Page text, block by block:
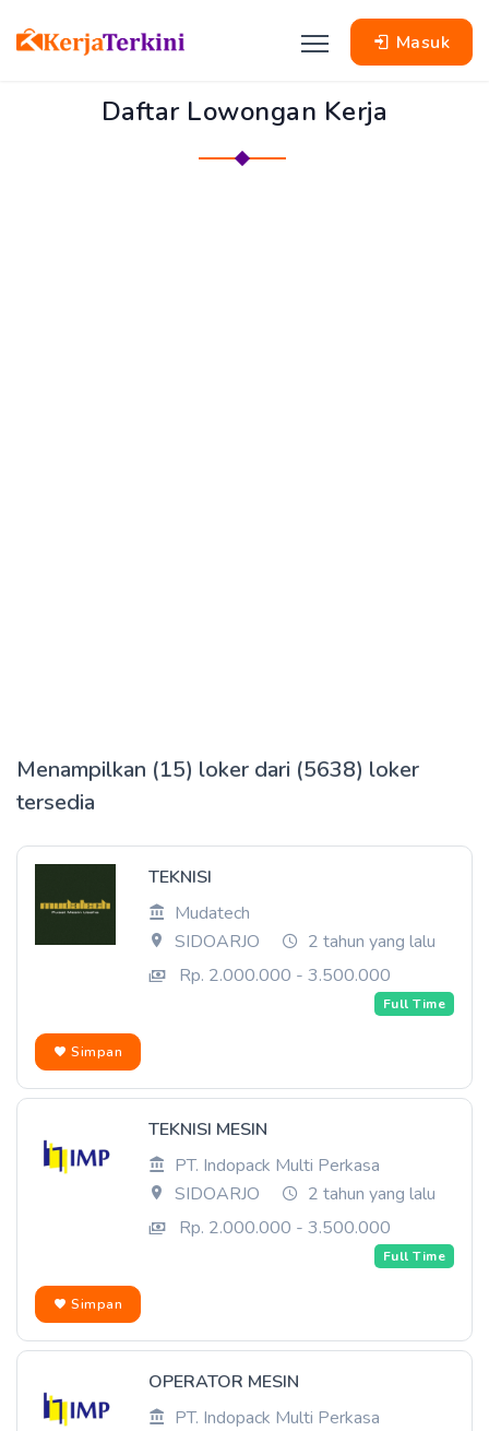
Masuk
Daftar Lowongan Kerja
Menampilkan (15) loker dari (5638) loker
tersedia
TEKNISI
Mudatech
SIDOARJO
2 tahun yang lalu
Rp. 2.000.000 - 3.500.000
Full Time
Simpan
TEKNISI MESIN
PT. Indopack Multi Perkasa
SIDOARJO
2 tahun yang lalu
Rp. 2.000.000 - 3.500.000
Full Time
Simpan
OPERATOR MESIN
PT. Indopack Multi Perkasa